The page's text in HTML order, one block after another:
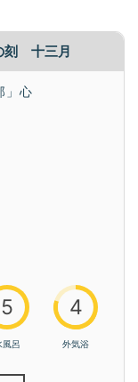
刻 十三月
5
風呂
4
外気浴